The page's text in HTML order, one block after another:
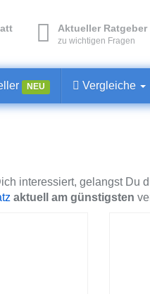
Aktueller Ratgeber
zu wichtigen Fragen
NEU Vergleiche
interessiert, gelangst Du
aktuell am günstigsten